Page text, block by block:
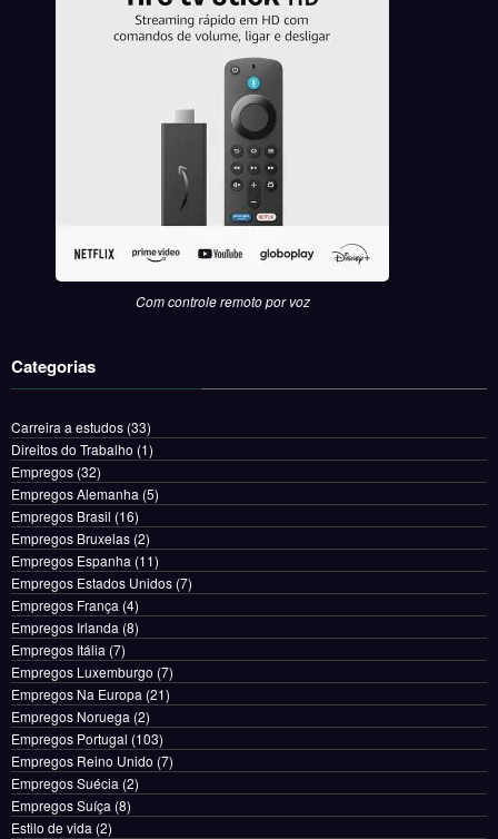
Com controle remoto por voz
Categorias
Carreira a estudos (33)
Direitos do Trabalho (1)
Empregos (32)
Empregos Alemanha (5)
Empregos Brasil (16)
Empregos Bruxelas (2)
Empregos Espanha (11)
Empregos Estados Unidos (7)
Empregos França (4)
Empregos Irlanda (8)
Empregos Itália (7)
Empregos Luxemburgo (7)
Empregos Na Europa (21)
Empregos Noruega (2)
Empregos Portugal (103)
Empregos Reino Unido (7)
Empregos Suécia (2)
Empregos Suíça (8)
Estilo de vida (2)